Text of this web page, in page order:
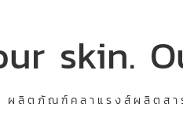
skin.
ผลิตภัณฑ์คลาแรงส์ผลิตส